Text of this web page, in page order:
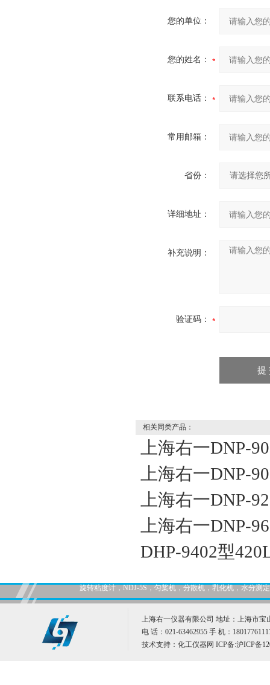
您的单位：
您的姓名：
联系电话：
常用邮箱：
省份：
详细地址：
补充说明：
验证码：
相关同类产品：
上海右一DNP-
上海右一DNP-
上海右一DNP-
上海右一DNP-
DHP-9402型
旋转粘度计，NDJ-5S，匀桨机，分散机，乳化机，水分测
上海右一仪器有限公司 地址：上海市宝
电 话：021-63462955 手 机：
技术支持： 化工仪器网 ICP备:沪ICP备